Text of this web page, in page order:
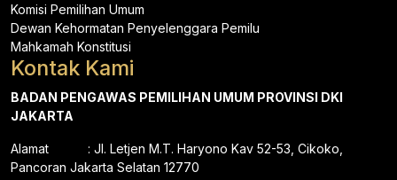
Komisi Pemilihan Umum
Dewan Kehormatan Penyelenggara Pemilu
Mahkamah Konstitusi
Kontak Kami
BADAN PENGAWAS PEMILIHAN UMUM PROVINSI DKI
JAKARTA
Alamat : Jl. Letjen M.T. Haryono Kav 52-53, Cikoko,
Pancoran Jakarta Selatan 12770